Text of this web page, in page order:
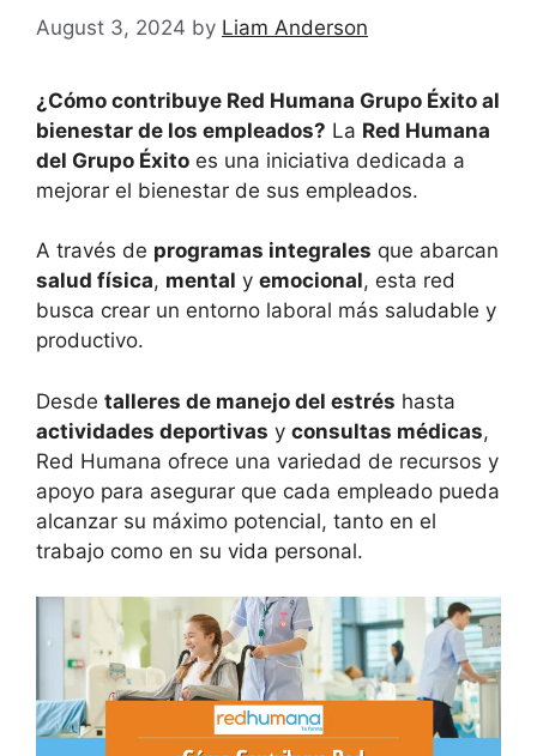
August 3, 2024 by Liam Anderson
¿Cómo contribuye Red Humana Grupo Éxito al
bienestar de los empleados? La Red Humana
del Grupo Éxito es una iniciativa dedicada a
mejorar el bienestar de sus empleados.
A través de programas integrales que abarcan
salud física, mental y emocional, esta red
busca crear un entorno laboral más saludable y
productivo.
Desde talleres de manejo del estrés hasta
actividades deportivas y consultas médicas,
Red Humana ofrece una variedad de recursos y
apoyo para asegurar que cada empleado pueda
alcanzar su máximo potencial, tanto en el
trabajo como en su vida personal.